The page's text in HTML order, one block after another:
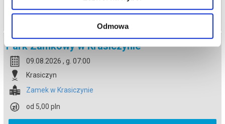
Odmowa
kup bilet
Park Zamkowy w Krasiczynie
09.08.2026 , g. 07:00
Krasiczyn
Zamek w Krasiczynie
od 5,00 pln